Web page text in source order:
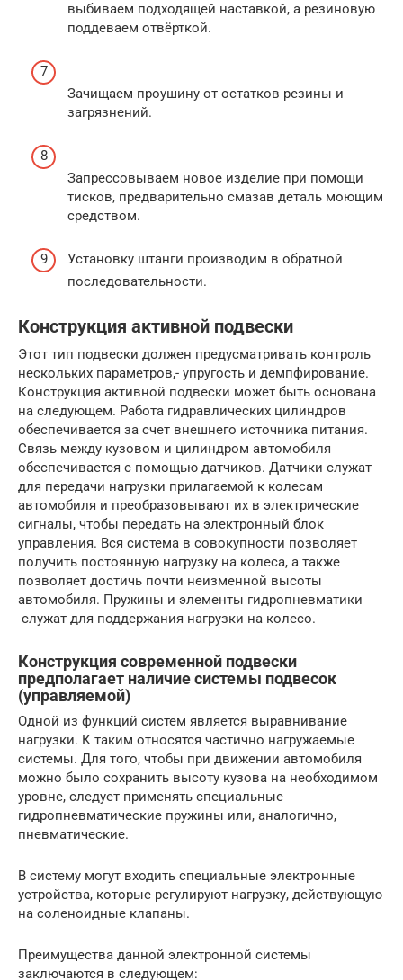
выбиваем подходящей наставкой, а резиновую
поддеваем отвёрткой.
Зачищаем проушину от остатков резины и
загрязнений.
Запрессовываем новое изделие при помощи
тисков, предварительно смазав деталь моющим
средством.
Установку штанги производим в обратной
последовательности.
Конструкция активной подвески
Этот тип подвески должен предусматривать контроль
нескольких параметров,- упругость и демпфирование.
Конструкция активной подвески может быть основана
на следующем. Работа гидравлических цилиндров
обеспечивается за счет внешнего источника питания.
Связь между кузовом и цилиндром автомобиля
обеспечивается с помощью датчиков. Датчики служат
для передачи нагрузки прилагаемой к колесам
автомобиля и преобразовывают их в электрические
сигналы, чтобы передать на электронный блок
управления. Вся система в совокупности позволяет
получить постоянную нагрузку на колеса, а также
позволяет достичь почти неизменной высоты
автомобиля. Пружины и элементы гидропневматики
служат для поддержания нагрузки на колесо.
Конструкция современной подвески
предполагает наличие системы подвесок
(управляемой)
Одной из функций систем является выравнивание
нагрузки. К таким относятся частично нагружаемые
системы. Для того, чтобы при движении автомобиля
можно было сохранить высоту кузова на необходимом
уровне, следует применять специальные
гидропневматические пружины или, аналогично,
пневматические.
В систему могут входить специальные электронные
устройства, которые регулируют нагрузку, действующую
на соленоидные клапаны.
Преимущества данной электронной системы
заключаются в следующем: